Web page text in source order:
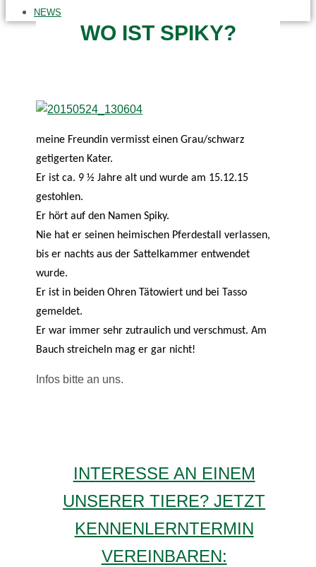
NEWS
WO IST SPIKY?
meine Freundin vermisst einen Grau/schwarz
getigerten Kater.
Er ist ca. 9 ½ Jahre alt und wurde am 15.12.15
gestohlen.
Er hört auf den Namen Spiky.
Nie hat er seinen heimischen Pferdestall verlassen,
bis er nachts aus der Sattelkammer entwendet
wurde.
Er ist in beiden Ohren Tätowiert und bei Tasso
gemeldet.
Er war immer sehr zutraulich und verschmust. Am
Bauch streicheln mag er gar nicht!
Infos bitte an uns.
INTERESSE AN EINEM
UNSERER TIERE? JETZT
KENNENLERNTERMIN
VEREINBAREN: